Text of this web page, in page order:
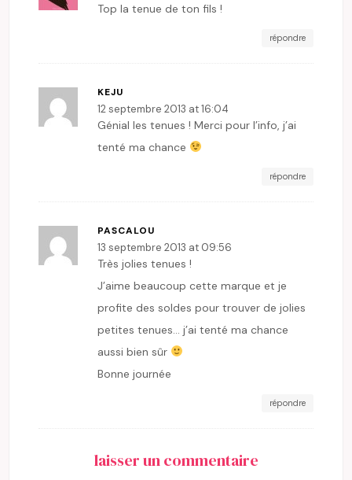
Top la tenue de ton fils !
répondre
KEJU
12 septembre 2013 at 16:04
Génial les tenues ! Merci pour l’info, j’ai
tenté ma chance
répondre
PASCALOU
13 septembre 2013 at 09:56
Très jolies tenues !
J’aime beaucoup cette marque et je
profite des soldes pour trouver de jolies
petites tenues… j’ai tenté ma chance
aussi bien sûr
Bonne journée
répondre
laisser un commentaire